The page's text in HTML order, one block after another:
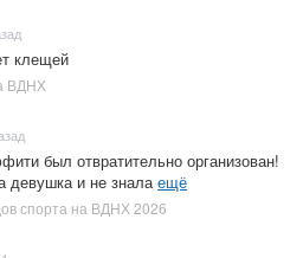
клещей
ВДНХ
был отвратительно организован!
девушка и не зналаещё
спорта на ВДНХ 2026